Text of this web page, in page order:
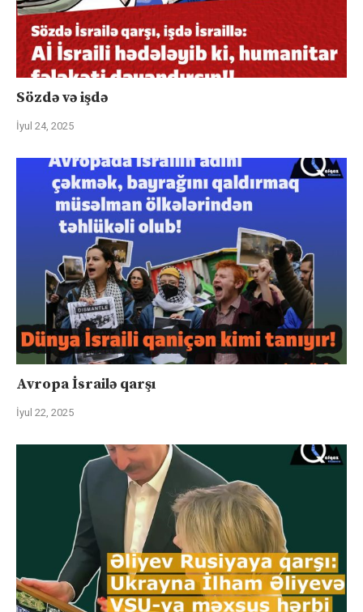
Sözdə və işdə
İyul 24, 2025
Avropa İsrailə qarşı
İyul 22, 2025